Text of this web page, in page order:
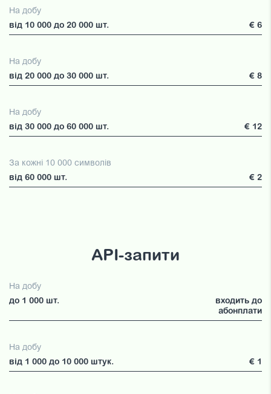
На добу
від 10 000 до 20 000 шт.
€ 6
На добу
від 20 000 до 30 000 шт.
€ 8
На добу
від 30 000 до 60 000 шт.
€ 12
За кожні 10 000 символів
від 60 000 шт.
€ 2
API-запити
На добу
до 1 000 шт.
входить до
абонплати
На добу
від 1 000 до 10 000 штук.
€ 1